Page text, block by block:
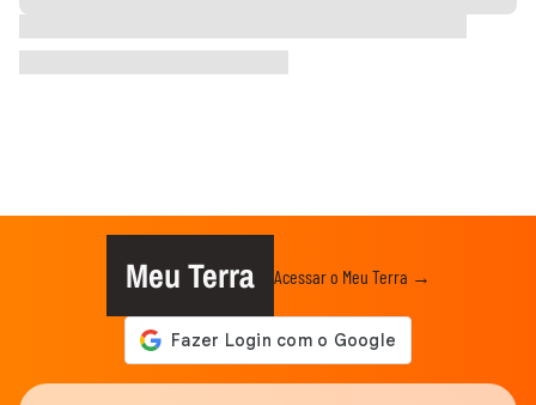
Meu Terra Acessar o Meu Terra →